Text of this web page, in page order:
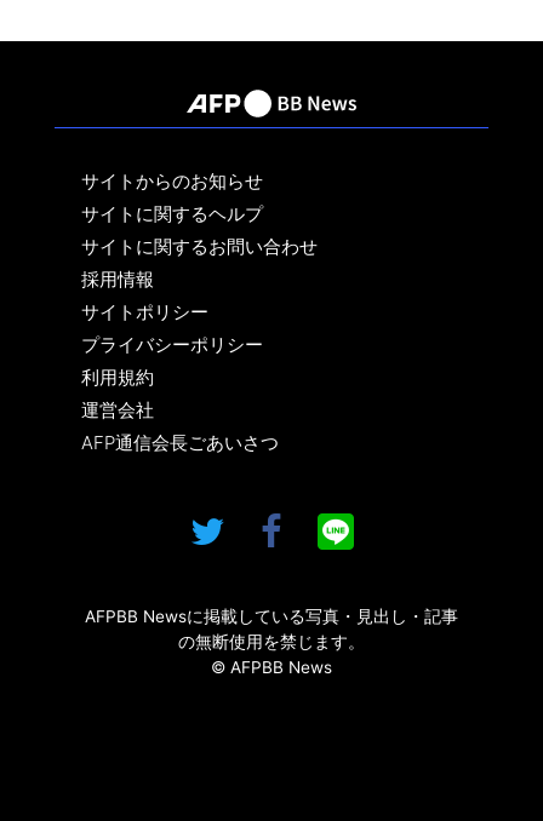
サイトからのお知らせ
サイトに関するヘルプ
サイトに関するお問い合わせ
採用情報
サイトポリシー
プライバシーポリシー
利用規約
運営会社
AFP通信会長ごあいさつ
AFPBB Newsに掲載している写真・見出し・記事
の無断使用を禁じます。
© AFPBB News